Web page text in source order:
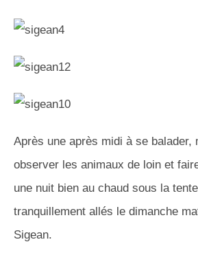
Après une après midi à se balader,
observer les animaux de loin et
une nuit bien au chaud sous la
tranquillement allés le dimanche
Sigean.